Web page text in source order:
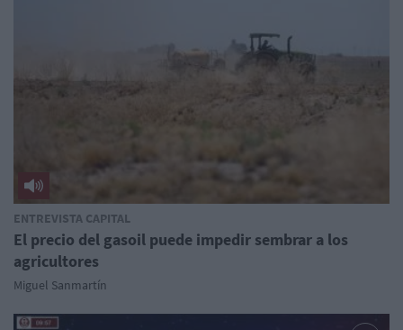
ENTREVISTA CAPITAL
El precio del gasoil puede impedir sembrar a los
agricultores
Miguel Sanmartín